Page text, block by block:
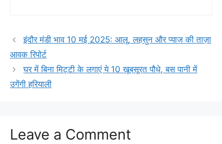
इंदौर मंडी भाव 10 मई 2025: आलू, लहसुन और प्याज की ताज़ा
आवक रिपोर्ट
घर में बिना मिट्टी के लगाएं ये 10 खूबसूरत पौधे, बस पानी में
उगेंगी हरियाली
Leave a Comment